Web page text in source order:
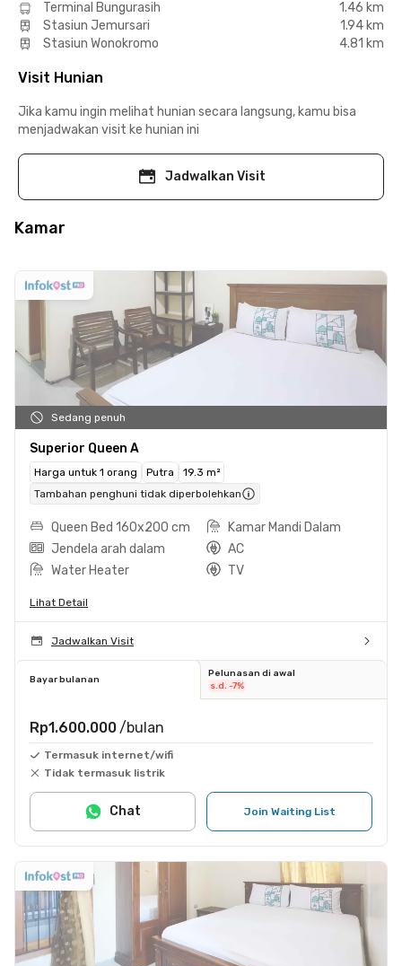
Terminal Bungurasih
1.46 km
Stasiun Jemursari
1.94 km
Stasiun Wonokromo
4.81 km
Visit Hunian
Jika kamu ingin melihat hunian secara langsung, kamu bisa
menjadwakan visit ke hunian ini
Jadwalkan Visit
Kamar
Sedang penuh
Superior Queen A
Harga untuk 1 orang Putra
19.3 m²
Tambahan penghuni tidak diperbolehkan
Queen Bed 160x200 cm
Kamar Mandi Dalam
Jendela arah dalam
AC
Water Heater
TV
Lihat Detail
Jadwalkan Visit
Bayar bulanan
Pelunasan di awal
s.d. -7%
Rp1.600.000 /bulan
Termasuk internet/wifi
Tidak termasuk listrik
Join Waiting List
Chat